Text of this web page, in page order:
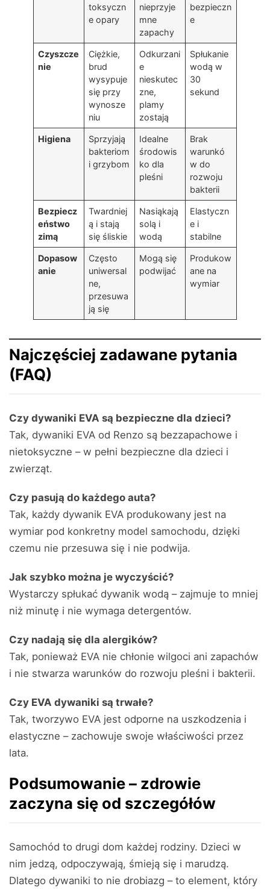
toksyczn
e opary
nieprzyje
mne
zapachy
bezpieczn
e
Czyszcze
nie
Ciężkie,
brud
wysypuje
się przy
wynosze
niu
Odkurzani
e
nieskutec
zne,
plamy
zostają
Spłukanie
wodą w
30
sekund
Higiena
Sprzyjają
bakteriom
i grzybom
Idealne
środowis
ko dla
pleśni
Brak
warunkó
w do
rozwoju
bakterii
Bezpiecz
eństwo
zimą
Twardniej
ą i stają
się śliskie
Nasiąkają
solą i
wodą
Elastyczn
e i
stabilne
Dopasow
anie
Często
uniwersal
ne,
przesuwa
ją się
Mogą się
podwijać
Produkow
ane na
wymiar
Najczęściej zadawane pytania
(FAQ)
Czy dywaniki EVA są bezpieczne dla dzieci?
Tak, dywaniki EVA od Renzo są bezzapachowe i
nietoksyczne – w pełni bezpieczne dla dzieci i
zwierząt.
Czy pasują do każdego auta?
Tak, każdy dywanik EVA produkowany jest na
wymiar pod konkretny model samochodu, dzięki
czemu nie przesuwa się i nie podwija.
Jak szybko można je wyczyścić?
Wystarczy spłukać dywanik wodą – zajmuje to mniej
niż minutę i nie wymaga detergentów.
Czy nadają się dla alergików?
Tak, ponieważ EVA nie chłonie wilgoci ani zapachów
i nie stwarza warunków do rozwoju pleśni i bakterii.
Czy EVA dywaniki są trwałe?
Tak, tworzywo EVA jest odporne na uszkodzenia i
elastyczne – zachowuje swoje właściwości przez
lata.
Podsumowanie – zdrowie
zaczyna się od szczegółów
Samochód to drugi dom każdej rodziny. Dzieci w
nim jedzą, odpoczywają, śmieją się i marudzą.
Dlatego dywaniki to nie drobiazg – to element, który